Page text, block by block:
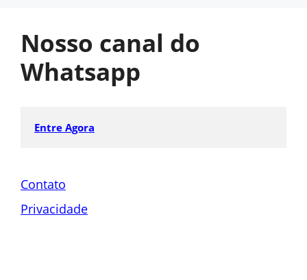
Nosso canal do
Whatsapp
Entre Agora
Contato
Privacidade